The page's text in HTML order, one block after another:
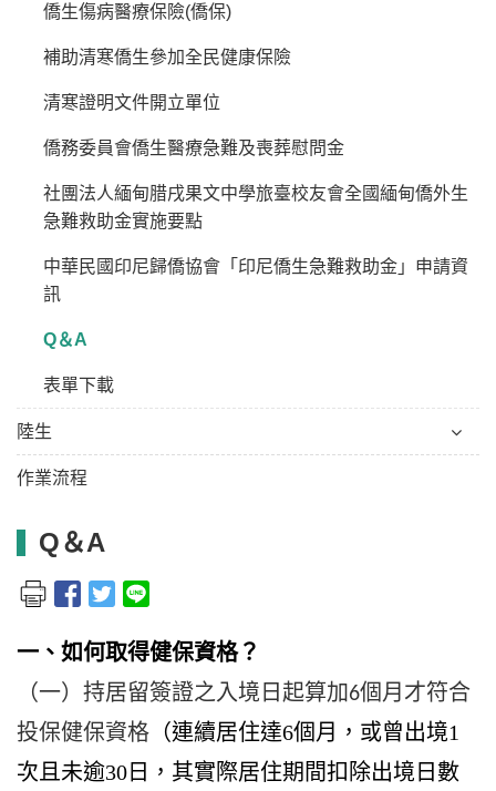
僑生傷病醫療保險(僑保)
補助清寒僑生參加全民健康保險
清寒證明文件開立單位
僑務委員會僑生醫療急難及喪葬慰問金
社團法人緬甸腊戌果文中學旅臺校友會全國緬甸僑外生
急難救助金實施要點
中華民國印尼歸僑協會「印尼僑生急難救助金」申請資
訊
Q＆A
表單下載
陸生
作業流程
Q＆A
一、如何取得健保資格？
（一）持居留簽證之入境日起算加6個月才符合
投保健保資格 （連續居住達6個月 ， 或曾出境1
次且未逾30日 ， 其實際居住期間扣除出境日數